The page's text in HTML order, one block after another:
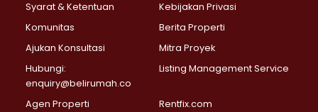
Properti Dijual di Gandaria Selatan >
Properti Dijual di Pondok Labu >
Properti Dijual di Lenteng Agung >
Properti Dijual di Senayan >
Properti Dijual di Pondok Pinang >
Syarat & Ketentuan
Kebijakan Privasi
Komunitas
Berita Properti
Ajukan Konsultasi
Mitra Proyek
Hubungi:
enquiry@belirumah.co
Listing Management Service
Agen Properti Rentfix.com